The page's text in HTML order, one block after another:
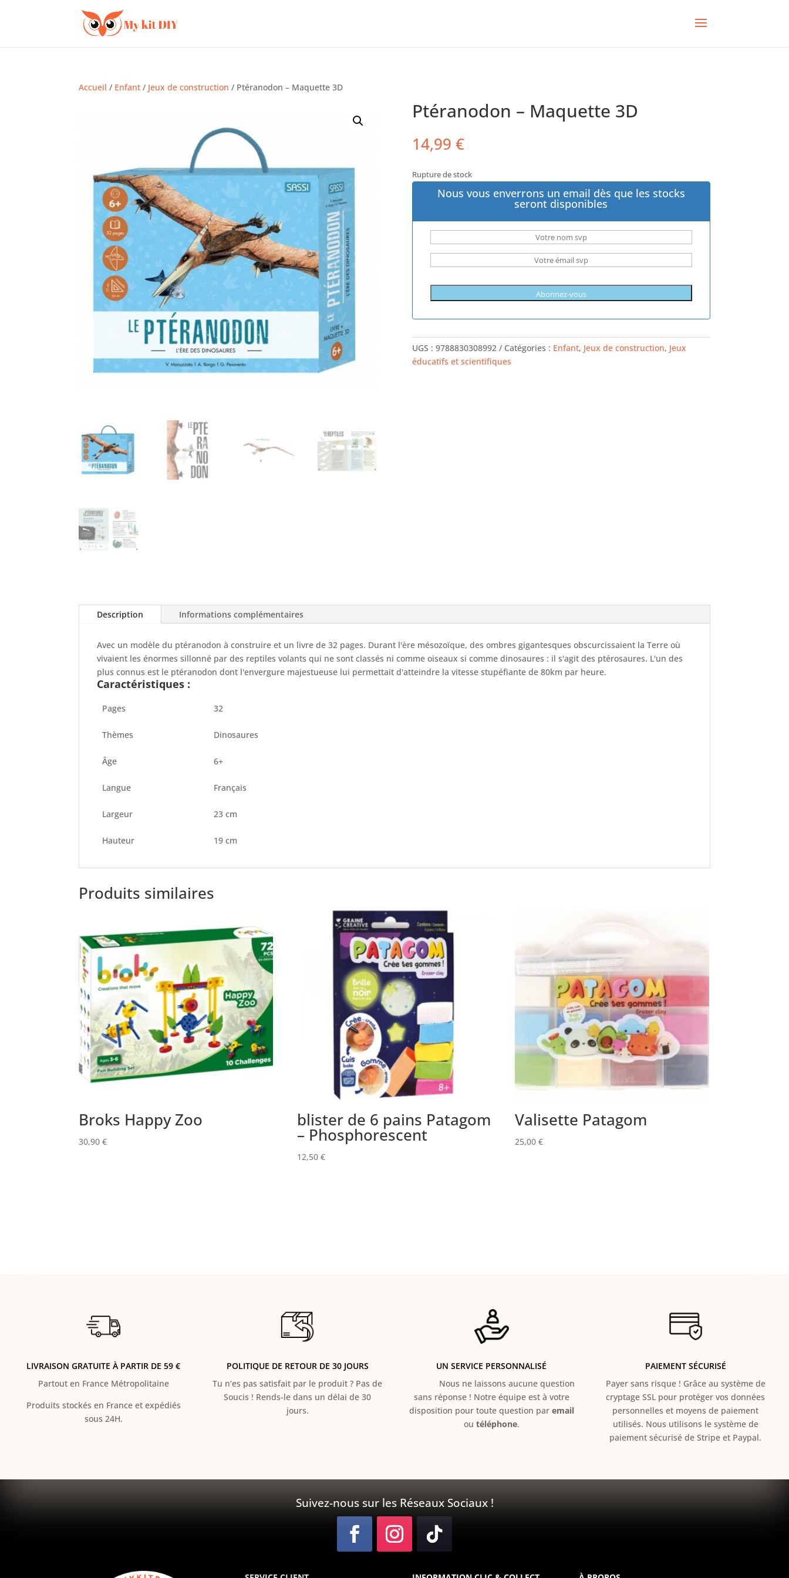
Accueil / Enfant / Jeux de construction / Ptéranodon – Maquette 3D
Ptéranodon – Maquette 3D
14,99 €
Rupture de stock
Nous vous enverrons un email dès que les stocks
seront disponibles
UGS : 9788830308992 Catégories : Enfant, Jeux de construction, Jeux
éducatifs et scientifiques
Description Informations complémentaires
Avec un modèle du ptéranodon à construire et un livre de 32 pages. Durant l'ère mésozoïque, des ombres gigantesques obscurcissaient la Terre où
vivaient les énormes sillonné par des reptiles volants qui ne sont classés ni comme oiseaux si comme dinosaures : il s'agit des ptérosaures. L'un des
plus connus est le ptéranodon dont l'envergure majestueuse lui permettait d'atteindre la vitesse stupéfiante de 80km par heure.
Caractéristiques :
Pages 32
Thèmes Dinosaures
Âge 6+
Langue Français
Largeur 23 cm
Hauteur 19 cm
Produits similaires
Broks Happy Zoo
30,90€
blister de 6 pains Patagom
– Phosphorescent
12,50 €
Valisette Patagom
25,00€
LIVRAISON GRATUITE À PARTIR DE 59 €
Partout en France Métropolitaine
Produits stockés en France et expédiés
sous 24H.
POLITIQUE DE RETOUR DE 30 JOURS
Tu n’es pas satisfait par le produit ? Pas de
Soucis ! Rends-le dans un délai de 30
jours.
UN SERVICE PERSONNALISÉ
Nous ne laissons aucune question
sans réponse ! Notre équipe est à votre
disposition pour toute question par email
ou téléphone.
PAIEMENT SÉCURISÉ
Payer sans risque ! Grâce au système de
cryptage SSL pour protéger vos données
personnelles et moyens de paiement
utilisés. Nous utilisons le système de
paiement sécurisé de Stripe et Paypal.
Suivez-nous sur les Réseaux Sociaux !